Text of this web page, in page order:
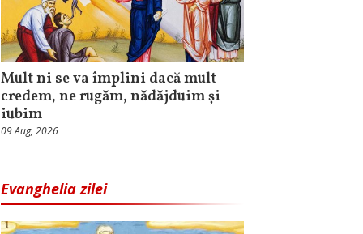
Mult ni se va împlini dacă mult
credem, ne rugăm, nădăjduim și
iubim
09 Aug, 2026
Evanghelia zilei